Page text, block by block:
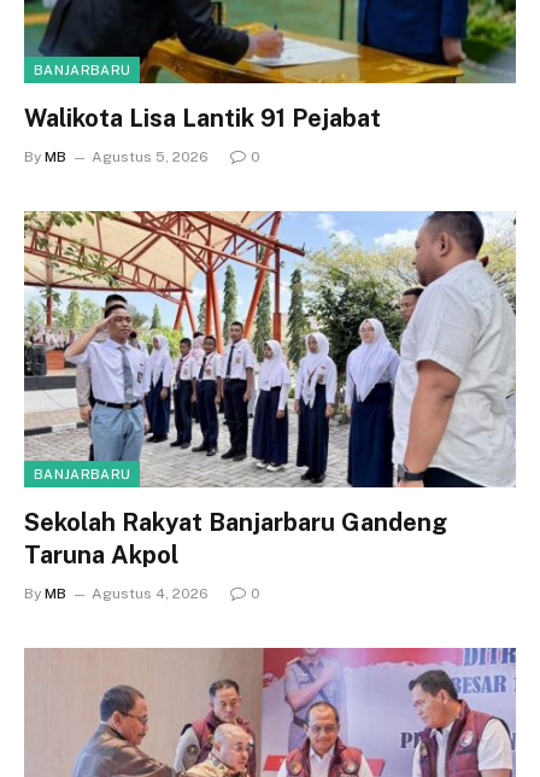
BANJARBARU
Walikota Lisa Lantik 91 Pejabat
By MB Agustus 5, 2026 0
BANJARBARU
Sekolah Rakyat Banjarbaru Gandeng
Taruna Akpol
By MB Agustus 4, 2026 0